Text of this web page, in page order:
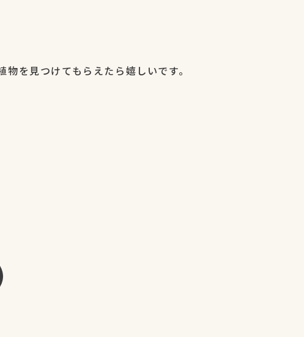
を見つけてもらえたら嬉しいです。